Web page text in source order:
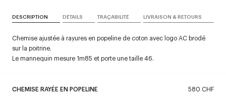
CHEMISE RAYÉE EN POPELINE 580 CHF
DESCRIPTION DÉTAILS TRAÇABILITÉ LIVRAISON & RETOURS
Chemise ajustée à rayures en popeline de coton avec logo AC brodé
sur la poitrine.
Le mannequin mesure 1m85 et porte une taille 46.